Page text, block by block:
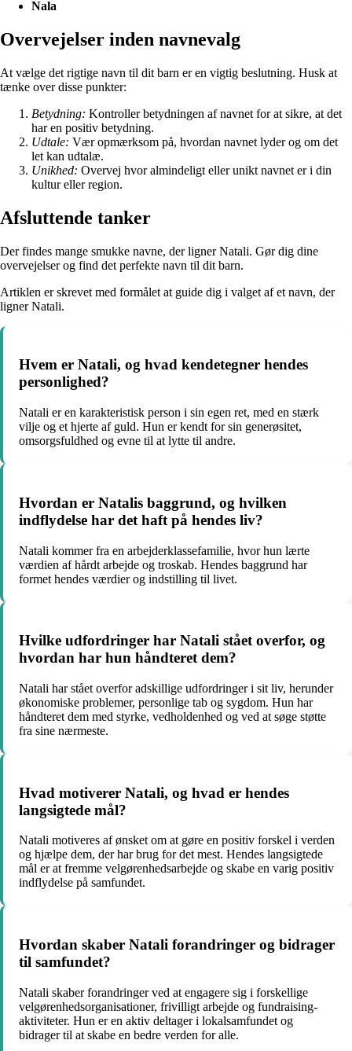
Nala
Overvejelser inden navnevalg
At vælge det rigtige navn til dit barn er en vigtig beslutning. Husk at
tænke over disse punkter:
Betydning: Kontroller betydningen af navnet for at sikre, at det
har en positiv betydning.
Udtale: Vær opmærksom på, hvordan navnet lyder og om det
let kan udtalæ.
Unikhed: Overvej hvor almindeligt eller unikt navnet er i din
kultur eller region.
Afsluttende tanker
Der findes mange smukke navne, der ligner Natali. Gør dig dine
overvejelser og find det perfekte navn til dit barn.
Artiklen er skrevet med formålet at guide dig i valget af et navn, der
ligner Natali.
Hvem er Natali, og hvad kendetegner hendes
personlighed?
Natali er en karakteristisk person i sin egen ret, med en stærk
vilje og et hjerte af guld. Hun er kendt for sin generøsitet,
omsorgsfuldhed og evne til at lytte til andre.
Hvordan er Natalis baggrund, og hvilken
indflydelse har det haft på hendes liv?
Natali kommer fra en arbejderklassefamilie, hvor hun lærte
værdien af hårdt arbejde og troskab. Hendes baggrund har
formet hendes værdier og indstilling til livet.
Hvilke udfordringer har Natali stået overfor, og
hvordan har hun håndteret dem?
Natali har stået overfor adskillige udfordringer i sit liv, herunder
økonomiske problemer, personlige tab og sygdom. Hun har
håndteret dem med styrke, vedholdenhed og ved at søge støtte
fra sine nærmeste.
Hvad motiverer Natali, og hvad er hendes
langsigtede mål?
Natali motiveres af ønsket om at gøre en positiv forskel i verden
og hjælpe dem, der har brug for det mest. Hendes langsigtede
mål er at fremme velgørenhedsarbejde og skabe en varig positiv
indflydelse på samfundet.
Hvordan skaber Natali forandringer og bidrager
til samfundet?
Natali skaber forandringer ved at engagere sig i forskellige
velgørenhedsorganisationer, frivilligt arbejde og fundraising-
aktiviteter. Hun er en aktiv deltager i lokalsamfundet og
bidrager til at skabe en bedre verden for alle.